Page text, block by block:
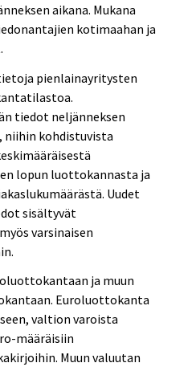
aikana. Mukana
kotimaahan ja
pienlainayritysten
tiedot neljänneksen
niihin kohdistuvista
lopun luottokannasta ja
Uudet
sisältyvät
varsinaisen
ja muun
Euroluottokanta
valtion varoista
määräisiin
Muun valuutan